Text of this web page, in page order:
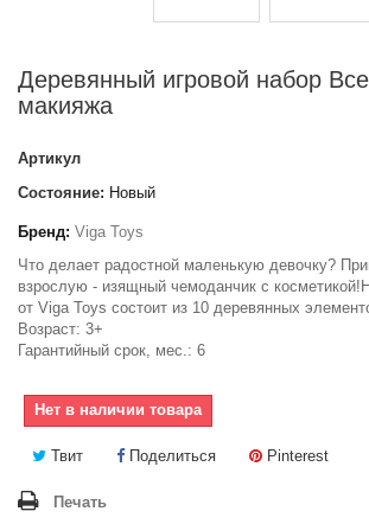
Деревянный игровой набор
макияжа
Артикул
Состояние: Новый
Бренд: Viga Toys
Что делает радостной маленькую девочку?
взрослую - изящный чемоданчик с
от Viga Toys состоит из 10 деревянных
Возраст: 3+
Гарантийный срок, мес.: 6
Нет в наличии товара
Твит Поделиться Pinterest
Печать